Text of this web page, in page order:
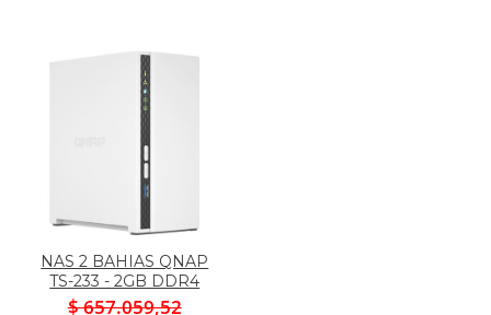
NAS 2 BAHIAS QNAP
TS-233 - 2GB DDR4
$ 657.059,52